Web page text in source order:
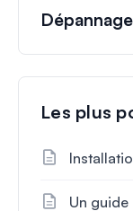
Dépannage
Les plus
Un